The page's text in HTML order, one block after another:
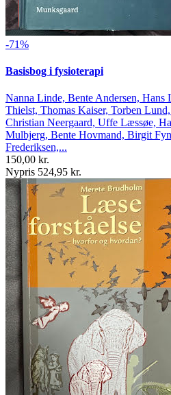
-71%
Basisbog i fysioterapi
Nanna Linde, Bente Andersen, Hans
Thielst, Thomas Kaiser, Torben
Christian Neergaard, Uffe Læssøe,
Mulbjerg, Bente Hovmand, Birgit
Frederiksen,...
150,00 kr.
Nypris 524,95 kr.